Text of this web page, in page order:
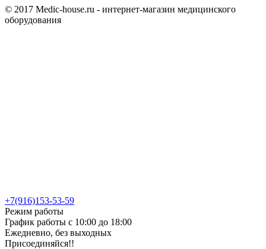
© 2017 Medic-house.ru - интернет-магазин медицинского
оборудования
+7(916)153-53-59
Режим работы
График работы с 10:00 до 18:00
Ежедневно, без выходных
Присоединяйся!!